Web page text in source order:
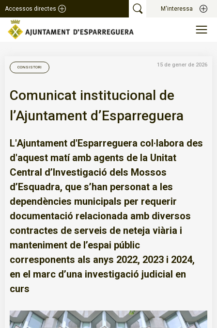
Accessos directes M'interessa
CONSISTORI 15 de gener de 2026
Comunicat institucional de
l’Ajuntament d’Esparreguera
L'Ajuntament d'Esparreguera col·labora des
d'aquest matí amb agents de la Unitat
Central d’Investigació dels Mossos
d’Esquadra, que s’han personat a les
dependències municipals per requerir
documentació relacionada amb diversos
contractes de serveis de neteja viària i
manteniment de l’espai públic
corresponents als anys 2022, 2023 i 2024,
en el marc d’una investigació judicial en
curs